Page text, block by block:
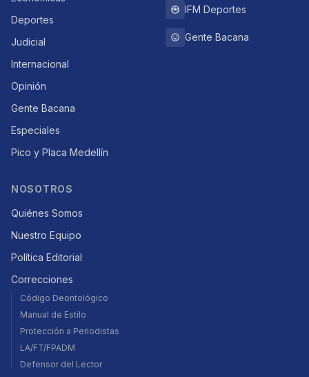
Deportes
Judicial
Internacional
Opinión
Gente Bacana
Especiales
Pico y Placa Medellín
IFM Deportes
Gente Bacana
NOSOTROS
Quiénes Somos
Nuestro Equipo
Política Editorial
Correcciones
Código Deontológico
Manual de Estilo
Protección a Periodistas
LA/FT/FPADM
Defensor del Lector